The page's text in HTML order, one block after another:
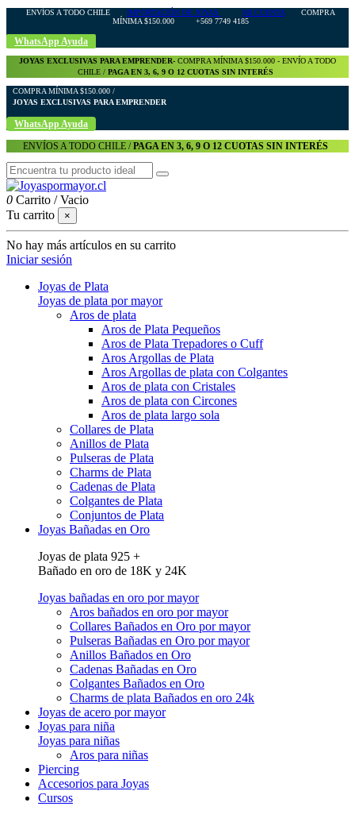
ENVÍOS A TODO CHILE IMPORTACIÓN DE JOYAS MI CUENTA COMPRA
MÍNIMA $150.000 +569 7749 4185
WhatsApp Ayuda
JOYAS EXCLUSIVAS PARA EMPRENDER- COMPRA MÍNIMA $150.000 - ENVÍO A TODO
CHILE / PAGA EN 3, 6, 9 O 12 CUOTAS SIN INTERÉS
COMPRA MÍNIMA $150.000 /
JOYAS EXCLUSIVAS PARA EMPRENDER
WhatsApp Ayuda
ENVÍOS A TODO CHILE /PAGA EN 3, 6, 9 O 12 CUOTAS SIN INTERÉS
0 Carrito /Vacio
Tu carrito
×
No hay más artículos en su carrito
Iniciar sesión
Joyas de Plata
Joyas de plata por mayor
Aros de plata
Aros de Plata Pequeños
Aros de Plata Trepadores o Cuff
Aros Argollas de Plata
Aros Argollas de plata con Colgantes
Aros de plata con Cristales
Aros de plata con Circones
Aros de plata largo sola
Collares de Plata
Anillos de Plata
Pulseras de Plata
Charms de Plata
Cadenas de Plata
Colgantes de Plata
Conjuntos de Plata
Joyas Bañadas en Oro
Joyas de plata 925 +
Bañado en oro de 18K y 24K
Joyas bañadas en oro por mayor
Aros bañados en oro por mayor
Collares Bañados en Oro por mayor
Pulseras Bañadas en Oro por mayor
Anillos Bañados en Oro
Cadenas Bañadas en Oro
Colgantes Bañados en Oro
Charms de plata Bañados en oro 24k
Joyas de acero por mayor
Joyas para niña
Joyas para niñas
Aros para niñas
Piercing
Accesorios para Joyas
Cursos